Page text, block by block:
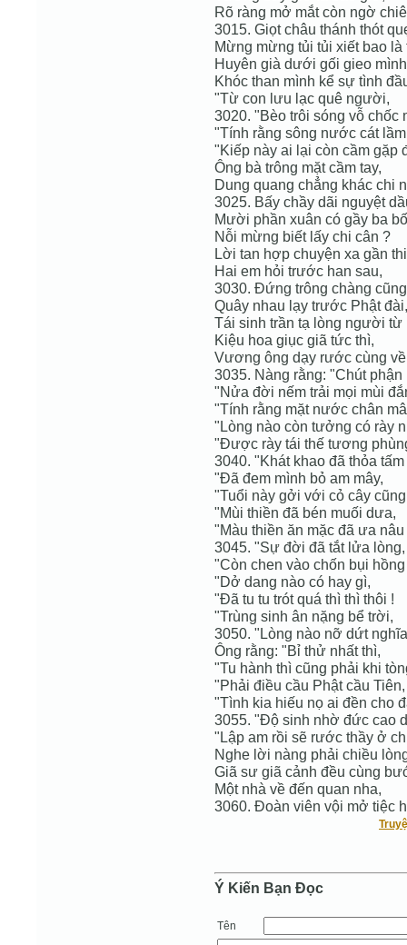
Rõ ràng mở mắt còn ngờ
3015. Giọt châu thánh thót
Mừng mừng tủi tủi xiết bao là
Huyên già dưới gối gieo
Khóc than mình kể sự tình
"Từ con lưu lạc quê người,
3020. "Bèo trôi sóng vỗ chốc
"Tính rằng sông nước cát
"Kiếp này ai lại còn cầm gặp
Ông bà trông mặt cầm tay,
Dung quang chẳng khác chi
3025. Bấy chầy dãi nguyệt
Mười phần xuân có gầy ba
Nỗi mừng biết lấy chi cân ?
Lời tan hợp chuyện xa gần
Hai em hỏi trước han sau,
3030. Đứng trông chàng
Quây nhau lạy trước Phật đài,
Tái sinh trần tạ lòng người từ
Kiệu hoa giục giã tức thì,
Vương ông dạy rước cùng
3035. Nàng rằng: "Chút
"Nửa đời nếm trải mọi mùi
"Tính rằng mặt nước chân
"Lòng nào còn tưởng có rày
"Được rày tái thế tương
3040. "Khát khao đã thỏa
"Đã đem mình bỏ am mây,
"Tuổi này gởi với cỏ cây
"Mùi thiền đã bén muối dưa,
"Màu thiền ăn mặc đã ưa
3045. "Sự đời đã tắt lửa lòng,
"Còn chen vào chốn bụi
"Dở dang nào có hay gì,
"Đã tu tu trót quá thì thì thôi !
"Trùng sinh ân nặng bể trời,
3050. "Lòng nào nỡ dứt
Ông rằng: "Bỉ thử nhất thì,
"Tu hành thì cũng phải khi
"Phải điều cầu Phật cầu Tiên,
"Tình kia hiếu nọ ai đền cho
3055. "Độ sinh nhờ đức cao
"Lập am rồi sẽ rước thầy ở
Nghe lời nàng phải chiều
Giã sư giã cảnh đều cùng
Một nhà về đến quan nha,
3060. Đoàn viên vội mở tiệc
Ý Kiến Bạn Ðọc
Tên